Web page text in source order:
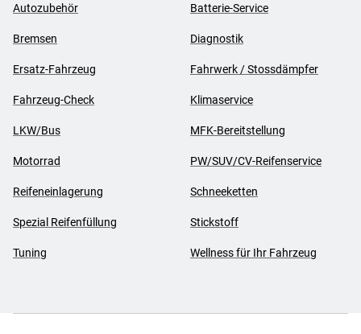
Autozubehör Batterie-Service
Bremsen Diagnostik
Ersatz-Fahrzeug Fahrwerk / Stossdämpfer
Fahrzeug-Check Klimaservice
LKW/Bus MFK-Bereitstellung
Motorrad PW/SUV/CV-Reifenservice
Reifeneinlagerung Schneeketten
Spezial Reifenfüllung Stickstoff
Tuning Wellness für Ihr Fahrzeug